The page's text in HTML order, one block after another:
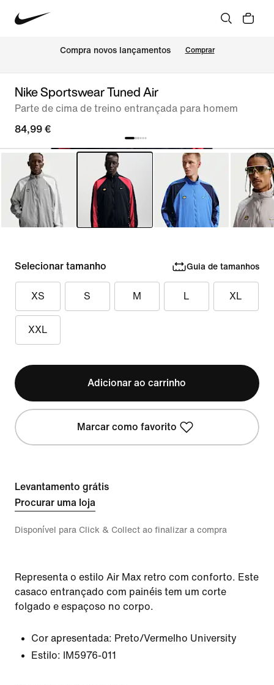
Compra novos lançamentos Comprar
Nike Sportswear Tuned Air
Parte de cima de treino entrançada para homem
84,99 €
Selecionar tamanho Guia de tamanhos
XS S M L XL
XXL
Adicionar ao carrinho
Marcar como favorito
Levantamento grátis
Procurar uma loja
Disponível para Click & Collect ao finalizar a compra
Representa o estilo Air Max retro com conforto. Este
casaco entrançado com painéis tem um corte
folgado e espaçoso no corpo.
Cor apresentada: Preto/Vermelho University
Estilo:
IM5976-011